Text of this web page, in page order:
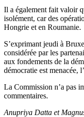
Il a également fait valoir
isolément, car des
Hongrie et en Roumanie.
S’exprimant jeudi à
considérée par les
aux fondements de la
démocratie est menacée,
La Commission n’a pas
commentaires.
Anupriya Datta et